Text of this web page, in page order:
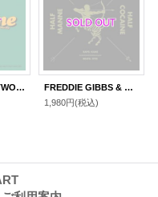
JAY WORTHY / TWO4ONE "LP"
FREDDIE GIBBS & MADLIB / HALF MANNE HALF COCAINE 12"
1,980円(税込)